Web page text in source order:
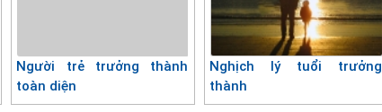
Người trẻ trưởng thành
toàn diện
Nghịch lý tuổi trưởng
thành